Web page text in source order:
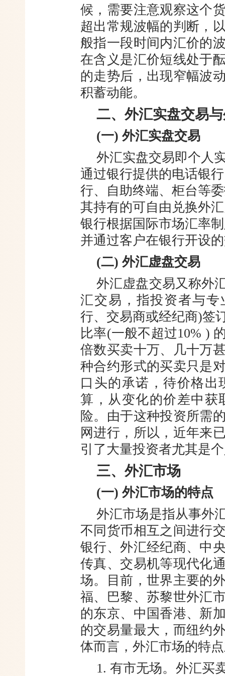
候，需要注意观察这个
超出常规波幅的判断，
般指一段时间内汇价的
在含义是汇价短线处于
的走势后，出现窄幅波
积蓄动能。
二、外汇实盘交易
(一) 外汇实盘交易
外汇实盘交易即个人
通过银行提供的电话银
行、自助终端、柜台等
其持有的可自由兑换外
银行根据国际市场汇率
并通过客户在银行开设
(二) 外汇虚盘交易
外汇虚盘交易又称外
汇交易， 指投资者与
行、交易商或经纪商)签
比率(一般不超过10% )
倍数买卖十万、几十万
种合约形式的买卖只是
口头的承诺，待价格出
算，从变化的价差中获
险。由于这种投资所需
网进行，所以，近年来
引了大量投资者尤其是
三、外汇市场
(一) 外汇市场的特点
外汇市场是指从事外
不同货币相互之间进行
银行、外汇经纪商、中
传真、交易机等现代化
场。目前，世界主要的
福、巴黎、苏黎世外汇
的东京、中国香港、新
的交易量最大，而纽约
体而言，外汇市场的特
1. 有市无场。外汇买